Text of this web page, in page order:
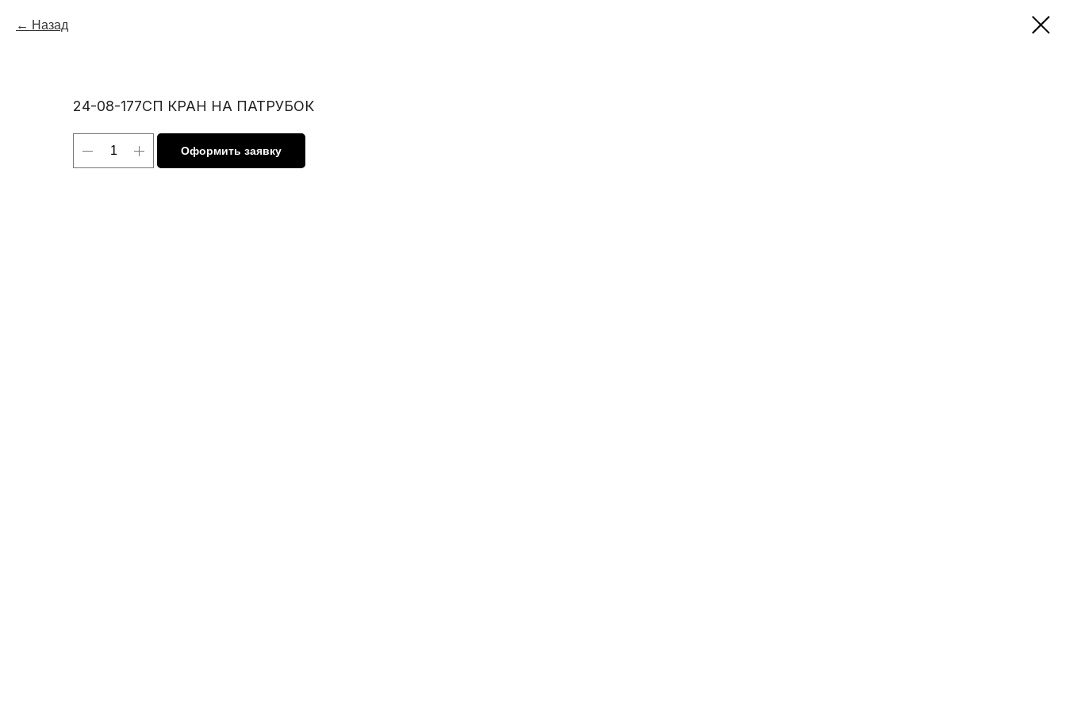
Назад
24-08-177СП КРАН НА ПАТРУБОК
Оформить заявку